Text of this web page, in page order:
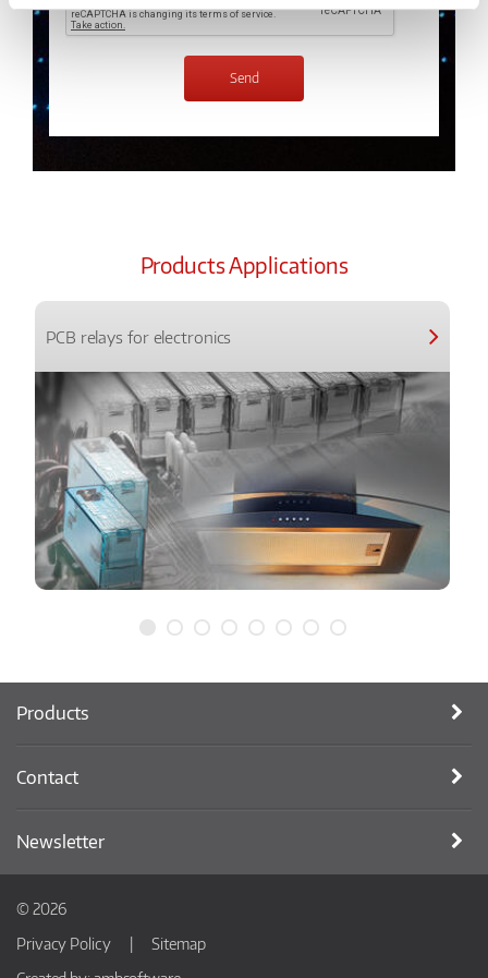
Products Applications
PCB relays for electronics
Products
Contact
Newsletter
© 2026
Privacy Policy
Sitemap